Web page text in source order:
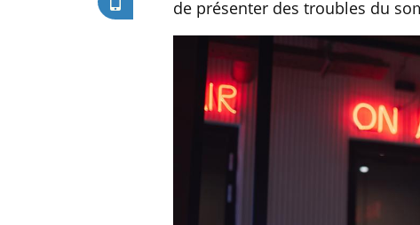
de présenter des troubles du